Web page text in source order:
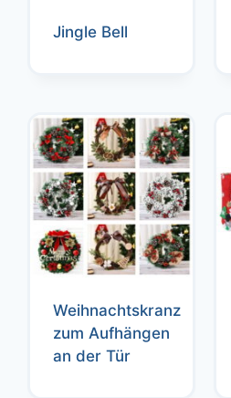
Jingle Bell
Weihnachtskranz
zum Aufhängen
an der Tür